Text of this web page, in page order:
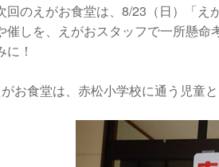
回のえがお食堂は、8/23（日）「え
催しを、えがおスタッフで一所懸
に！
お食堂は、赤松小学校に通う児童